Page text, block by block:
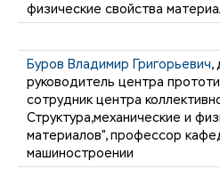
физические свойства
Буров Владимир Григорьевич,
руководитель центра
сотрудник центра
Структура,механические и
материалов", профессор
машиностроении